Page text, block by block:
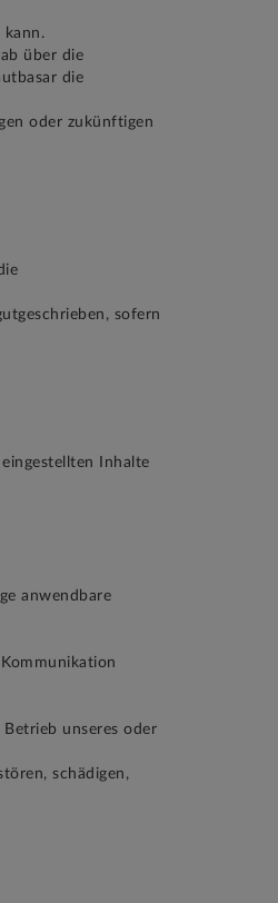
kann.
über die
die
oder zukünftigen
sofern
Inhalte
anwendbare
unseres oder
schädigen,